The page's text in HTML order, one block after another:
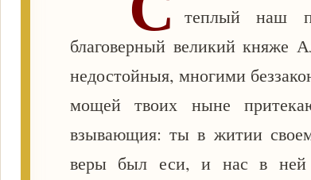
теплый наш
благоверный великий княже
недостойныя, многими
мощей твоих ныне
взывающия: ты в житии
веры был еси, и нас в ней